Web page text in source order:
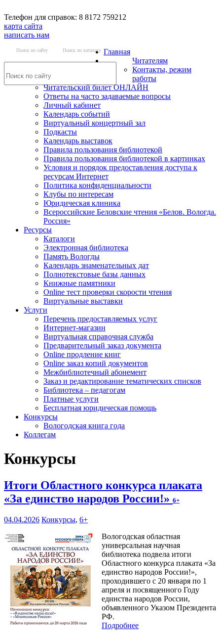
Телефон для справок: 8 8172 759212
карта сайта
написать нам
Поиск по сайту Поиск по каталогу Главная
Читателям
Контакты, режим
работы
Читательский билет ОНЛАЙН
Ответы на часто задаваемые вопросы
Личный кабинет
Календарь событий
Виртуальный концертный зал
Подкасты
Календарь выставок
Правила пользования библиотекой
Правила пользования библиотекой в картинках
Условия и порядок предоставления доступа к
ресурсам Интернет
Политика конфиденциальности
Клубы по интересам
Юридическая клиника
Всероссийские Беловские чтения «Белов. Вологда.
Россия»
Ресурсы
Каталоги
Электронная библиотека
Память Вологды
Календарь знаменательных дат
Полнотекстовые базы данных
Книжные памятники
Online тест проверки скорости чтения
Виртуальные выставки
Услуги
Перечень предоставляемых услуг
Интернет-магазин
Виртуальная справочная служба
Предварительный заказ документа
Online продление книг
Online заказ копий документов
Межбиблиотечный абонемент
Заказ и редактирование тематических списков
Библиотека – педагогам
Платные услуги
Бесплатная юридическая помощь
Конкурсы
Вологодская книга года
Коллегам
Конкурсы
Итоги Областного конкурса плаката
«За единство народов России!» 6+
04.04.2026 Конкурсы, 6+
Вологодская областная
универсальная научная
библиотека подвела итоги
Областного конкурса плаката «За
единство народов России!»,
проходившего с 20 января по 1
апреля и посвященного Году
единства народов России,
объявленного Указом Президента
РФ.
Подробнее